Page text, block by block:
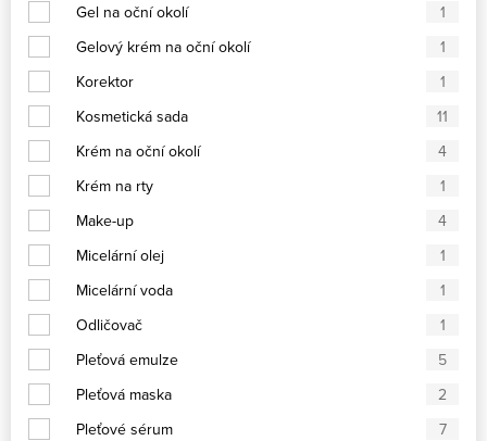
Gel na oční okolí
1
Gelový krém na oční okolí
1
Korektor
1
Kosmetická sada
11
Krém na oční okolí
4
Krém na rty
1
Make-up
4
Micelární olej
1
Micelární voda
1
Odličovač
1
Pleťová emulze
5
Pleťová maska
2
Pleťové sérum
7